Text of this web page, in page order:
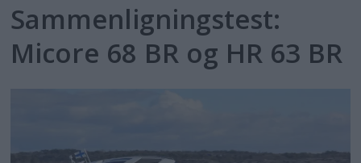
Sammenligningstest:
Micore 68 BR og HR 63 BR